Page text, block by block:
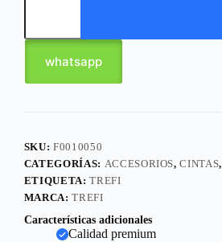
whatsapp
SKU:F0010050
CATEGORÍAS: ACCESORIOS,CINTAS,
ETIQUETA:TREFI
MARCA:TREFI
Características adicionales
Calidad premium